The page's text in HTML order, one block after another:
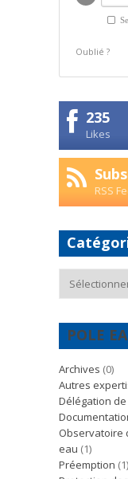
Oublié ?
235
Likes
RSS
POLE
Archives (0)
Autres
Délégation
Observatoire
eau (1)
Préemption (1)